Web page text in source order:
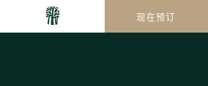
现在预订